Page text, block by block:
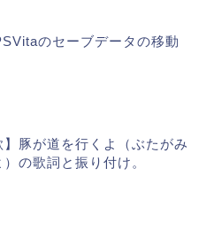
のセーブデータの移動
】豚が道を行くよ（ぶたがみ
の歌詞と振り付け。